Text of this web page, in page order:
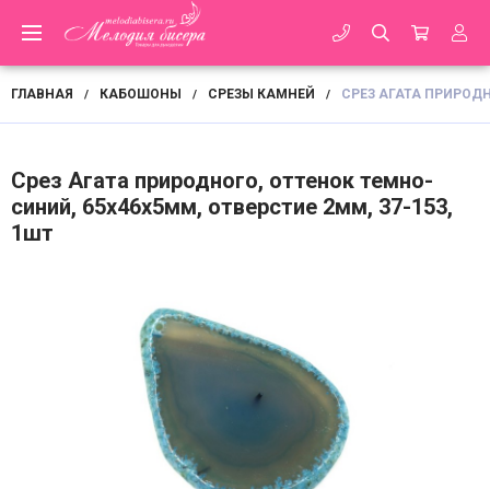
ГЛАВНАЯ / КАБОШОНЫ / СРЕЗЫ КАМНЕЙ / СРЕЗ АГАТА
Срез Агата природного, оттенок темно-
синий, 65х46х5мм, отверстие 2мм, 37-153,
1шт